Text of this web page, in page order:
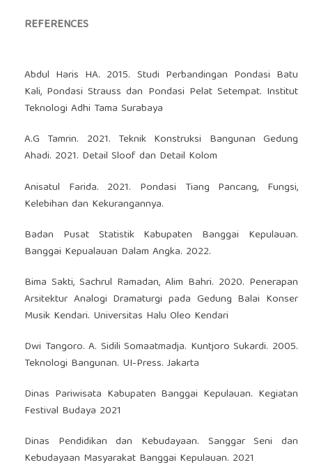
REFERENCES
Abdul Haris HA. 2015. Studi Perbandingan Pondasi Batu
Kali, Pondasi Strauss dan Pondasi Pelat Setempat. Institut
Teknologi Adhi Tama Surabaya
A.G Tamrin. 2021. Teknik Konstruksi Bangunan Gedung
Ahadi. 2021. Detail Sloof dan Detail Kolom
Anisatul Farida. 2021. Pondasi Tiang Pancang, Fungsi,
Kelebihan dan Kekurangannya.
Badan Pusat Statistik Kabupaten Banggai Kepulauan.
Banggai Kepualauan Dalam Angka. 2022.
Bima Sakti, Sachrul Ramadan, Alim Bahri. 2020. Penerapan
Arsitektur Analogi Dramaturgi pada Gedung Balai Konser
Musik Kendari. Universitas Halu Oleo Kendari
Dwi Tangoro. A. Sidili Somaatmadja. Kuntjoro Sukardi. 2005.
Teknologi Bangunan. UI-Press. Jakarta
Dinas Pariwisata Kabupaten Banggai Kepulauan. Kegiatan
Festival Budaya 2021
Dinas Pendidikan dan Kebudayaan. Sanggar Seni dan
Kebudayaan Masyarakat Banggai Kepulauan. 2021